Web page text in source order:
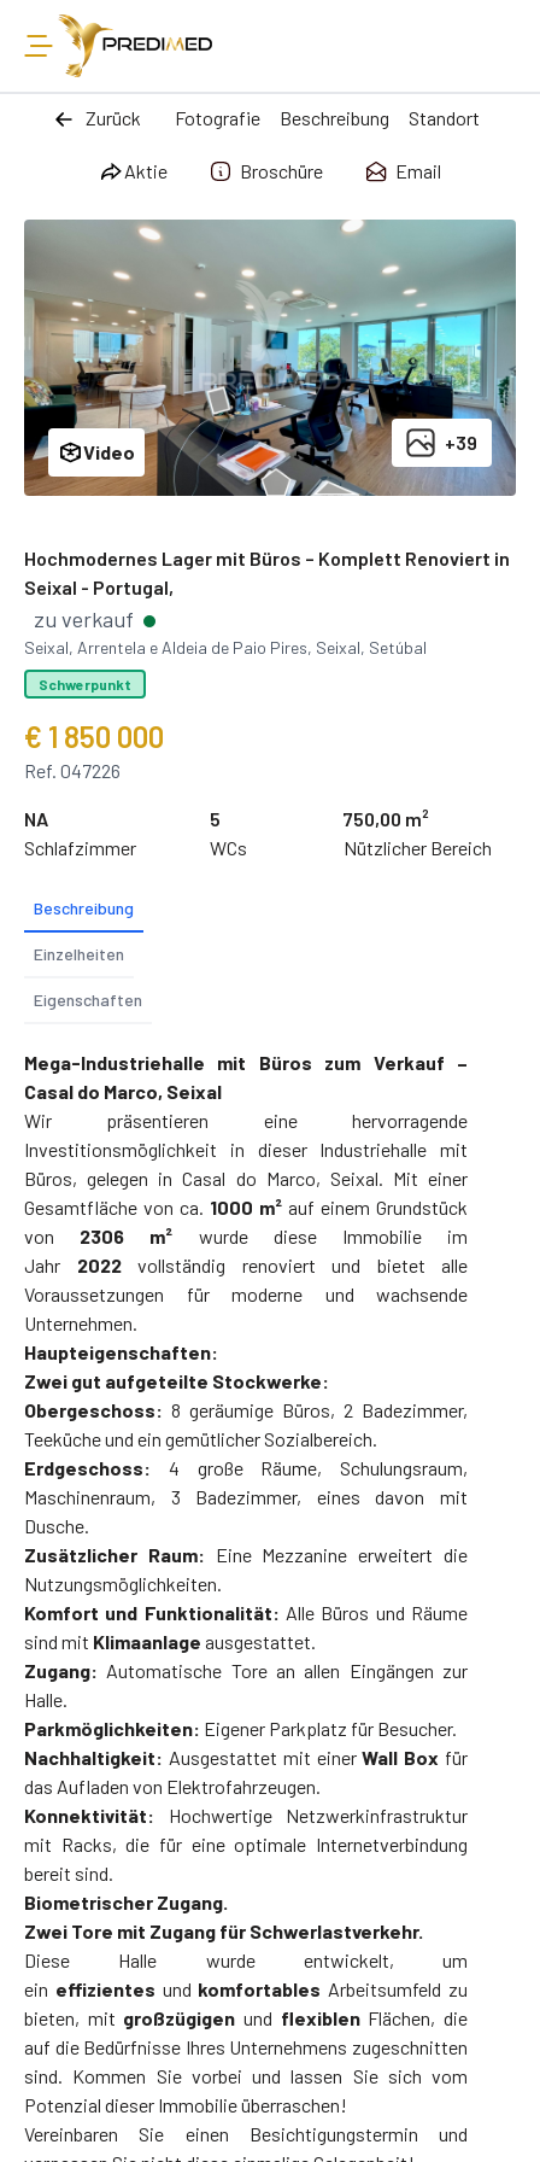
Zurück Fotografie Beschreibung Standort
Aktie Broschüre Email
+39
Video
Hochmodernes Lager mit Büros – Komplett Renoviert in
Seixal - Portugal,
zu verkauf
Seixal, Arrentela e Aldeia de Paio Pires, Seixal, Setúbal
Schwerpunkt
€ 1 850 000
Ref. 047226
NA
Schlafzimmer
5
WCs
750,00 m²
Nützlicher Bereich
Beschreibung
Einzelheiten
Eigenschaften
Mega-Industriehalle mit Büros zum Verkauf –
Casal do Marco, Seixal
Wir präsentieren eine hervorragende
Investitionsmöglichkeit in dieser Industriehalle mit
Büros, gelegen in Casal do Marco, Seixal. Mit einer
Gesamtfläche von ca. 1000 m² auf einem Grundstück
von 2306 m² wurde diese Immobilie im
Jahr 2022vollständig renoviert und bietet alle
Voraussetzungen für moderne und wachsende
Unternehmen.
Haupteigenschaften:
Zwei gut aufgeteilte Stockwerke:
Obergeschoss: 8 geräumige Büros, 2 Badezimmer,
Teeküche und ein gemütlicher Sozialbereich.
Erdgeschoss: 4 große Räume, Schulungsraum,
Maschinenraum, 3 Badezimmer, eines davon mit
Dusche.
Zusätzlicher Raum: Eine Mezzanine erweitert die
Nutzungsmöglichkeiten.
Komfort und Funktionalität: Alle Büros und Räume
sind mit Klimaanlage ausgestattet.
Zugang: Automatische Tore an allen Eingängen zur
Halle.
Parkmöglichkeiten: Eigener Parkplatz für Besucher.
Nachhaltigkeit: Ausgestattet mit einerWall Box für
das Aufladen von Elektrofahrzeugen.
Konnektivität: Hochwertige Netzwerkinfrastruktur
mit Racks, die für eine optimale Internetverbindung
bereit sind.
Biometrischer Zugang.
Zwei Tore mit Zugang für Schwerlastverkehr.
Diese Halle wurde entwickelt, um
ein effizientes und komfortables Arbeitsumfeld zu
bieten, mit großzügigen und flexiblenFlächen, die
auf die Bedürfnisse Ihres Unternehmens zugeschnitten
sind. Kommen Sie vorbei und lassen Sie sich vom
Potenzial dieser Immobilie überraschen!
Vereinbaren Sie einen Besichtigungstermin und